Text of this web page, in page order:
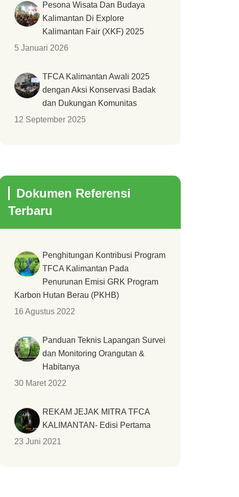
Pesona Wisata Dan Budaya
Kalimantan Di Explore
Kalimantan Fair (XKF) 2025
5 Januari 2026
TFCA Kalimantan Awali 2025
dengan Aksi Konservasi Badak
dan Dukungan Komunitas
12 September 2025
Dokumen Referensi
Terbaru
Penghitungan Kontribusi Program
TFCA Kalimantan Pada
Penurunan Emisi GRK Program
Karbon Hutan Berau (PKHB)
16 Agustus 2022
Panduan Teknis Lapangan Survei
dan Monitoring Orangutan &
Habitanya
30 Maret 2022
REKAM JEJAK MITRA TFCA
KALIMANTAN- Edisi Pertama
23 Juni 2021